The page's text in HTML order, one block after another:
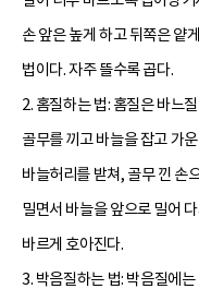
손 앞은 높게 하고 뒤쪽은 얕
법이다. 자주 뜰수록 곱다.
2. 홈질하는 법: 홈질은 바느
골무를 끼고 바늘을 잡고 가
바늘허리를 받쳐, 골무 낀 손
밀면서 바늘을 앞으로 밀어
바르게 호아진다.
3. 박음질하는 법: 박음질에